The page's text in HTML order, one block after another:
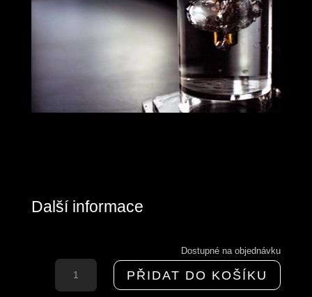
Další informace
Dostupné na objednávku
OZONE
PŘIDAT DO KOŠÍKU